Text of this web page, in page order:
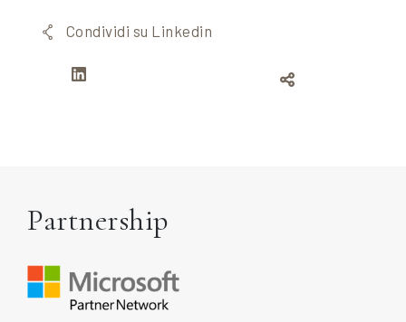
Condividi su Linkedin
Partnership